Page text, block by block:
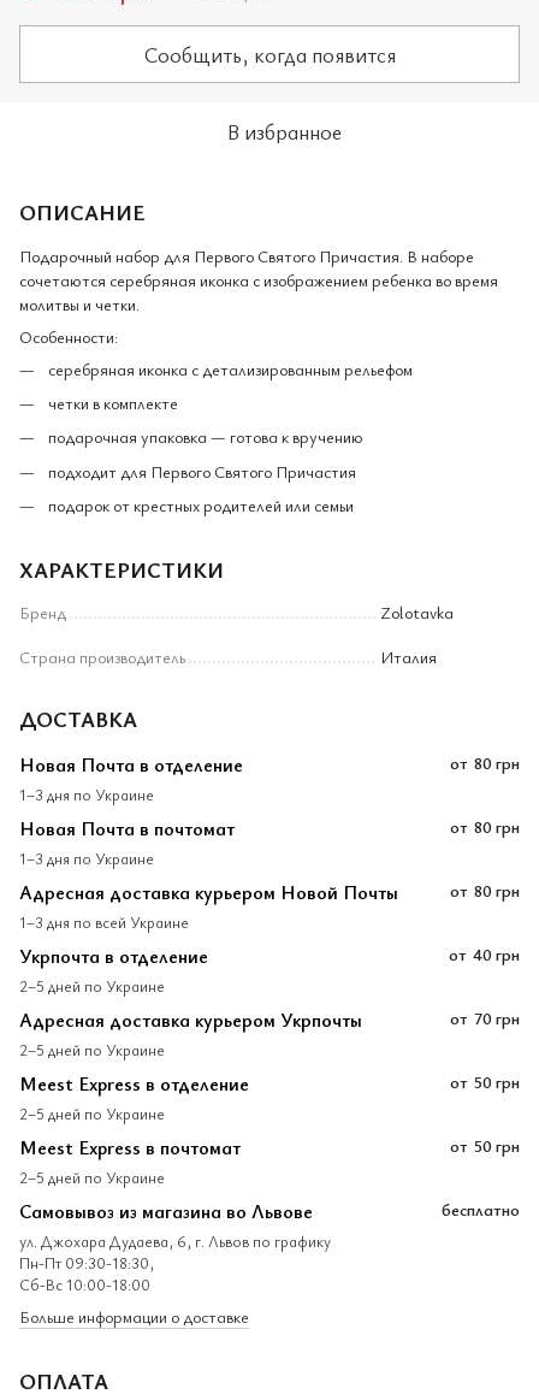
Сообщить, когда появится
В избранное
ОПИСАНИЕ
Подарочный набор для Первого Святого Причастия. В наборе
сочетаются серебряная иконка с изображением ребенка во время
молитвы и четки.
Особенности:
серебряная иконка с детализированным рельефом
четки в комплекте
подарочная упаковка — готова к вручению
подходит для Первого Святого Причастия
подарок от крестных родителей или семьи
ХАРАКТЕРИСТИКИ
Бренд
Zolotavka
Страна производитель
Италия
ДОСТАВКА
Новая Почта в отделение
1–3 дня по Украине
от 80 грн
Новая Почта в почтомат
1–3 дня по Украине
от 80 грн
Адресная доставка курьером Новой Почты
1–3 дня по всей Украине
от 80 грн
Укрпочта в отделение
2–5 дней по Украине
от 40 грн
Адресная доставка курьером Укрпочты
2–5 дней по Украине
от 70 грн
Meest Express в отделение
2–5 дней по Украине
от 50 грн
Meest Express в почтомат
2–5 дней по Украине
от 50 грн
Самовывоз из магазина во Львове
ул. Джохара Дудаева, 6, г. Львов по графику
Пн-Пт 09:30-18:30,
Сб-Вс 10:00-18:00
бесплатно
Больше информации о доставке
ОПЛАТА